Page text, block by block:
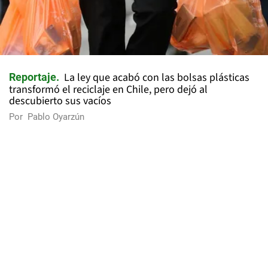
Reportaje
La ley que acabó con las bolsas plásticas
transformó el reciclaje en Chile, pero dejó al
descubierto sus vacíos
Por Pablo Oyarzún